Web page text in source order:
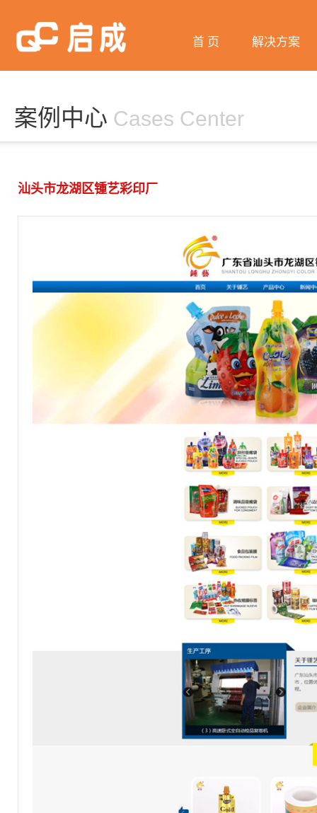
首 页 解决方案
案例中心 Cases Center
汕头市龙湖区锺艺彩印厂